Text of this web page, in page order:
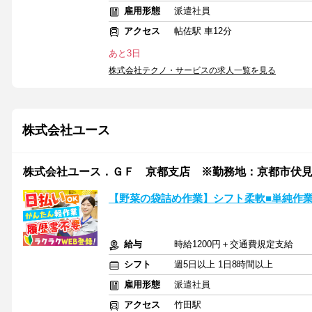
雇用形態
派遣社員
アクセス
帖佐駅 車12分
あと3日
株式会社テクノ・サービスの求人一覧を見る
株式会社ユース
株式会社ユース．ＧＦ 京都支店 ※勤務地：京都市伏
【野菜の袋詰め作業】シフト柔軟■単純作
給与
時給1200円＋交通費規定支給
シフト
週5日以上 1日8時間以上
雇用形態
派遣社員
アクセス
竹田駅